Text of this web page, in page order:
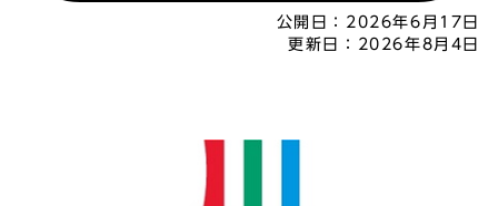
公開日： 2026年6月17日
更新日：
2026年8月4日